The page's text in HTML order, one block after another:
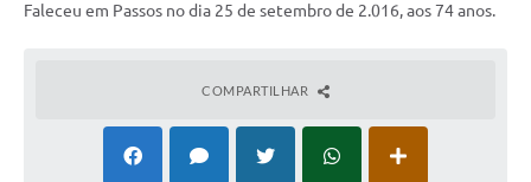
Faleceu em Passos no dia 25 de setembro de 2.016, aos 74 anos.
COMPARTILHAR